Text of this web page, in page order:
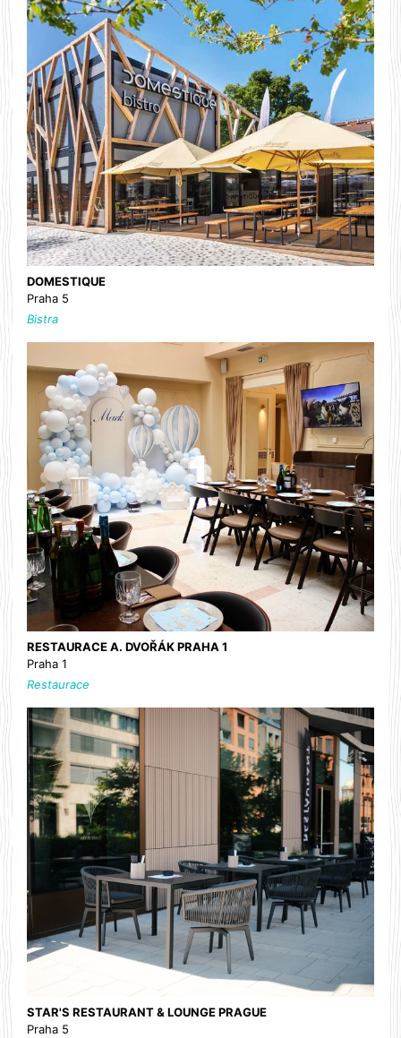
DOMESTIQUE
Praha 5
Bistra
RESTAURACE A. DVOŘÁK PRAHA 1
Praha 1
Restaurace
STAR'S RESTAURANT & LOUNGE PRAGUE
Praha 5